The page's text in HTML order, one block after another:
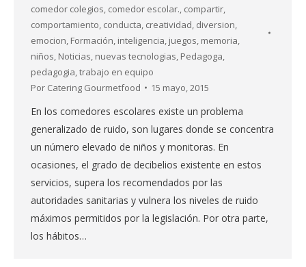
comedor colegios comedor escolar. compartir
comportamiento conducta creatividad diversion
emocion Formación inteligencia juegos memoria
niños Noticias nuevas tecnologias Pedagoga
pedagogia trabajo en equipo
Por Catering Gourmetfood 15 mayo, 2015
En los comedores escolares existe un problema
generalizado de ruido, son lugares donde se concentra
un número elevado de niños y monitoras. En
ocasiones, el grado de decibelios existente en estos
servicios, supera los recomendados por las
autoridades sanitarias y vulnera los niveles de ruido
máximos permitidos por la legislación. Por otra parte,
los hábitos…